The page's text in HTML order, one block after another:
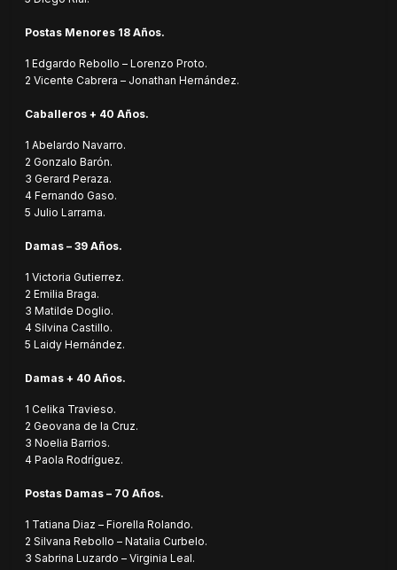
Postas Menores 18 Años.
1 Edgardo Rebollo – Lorenzo Proto.
2 Vicente Cabrera – Jonathan Hernández.
Caballeros + 40 Años.
1 Abelardo Navarro.
2 Gonzalo Barón.
3 Gerard Peraza.
4 Fernando Gaso.
5 Julio Larrama.
Damas – 39 Años.
1 Victoria Gutierrez.
2 Emilia Braga.
3 Matilde Doglio.
4 Silvina Castillo.
5 Laidy Hernández.
Damas + 40 Años.
1 Celika Travieso.
2 Geovana de la Cruz.
3 Noelia Barrios.
4 Paola Rodríguez.
Postas Damas – 70 Años.
1 Tatiana Diaz – Fiorella Rolando.
2 Silvana Rebollo – Natalia Curbelo.
3 Sabrina Luzardo – Virginia Leal.